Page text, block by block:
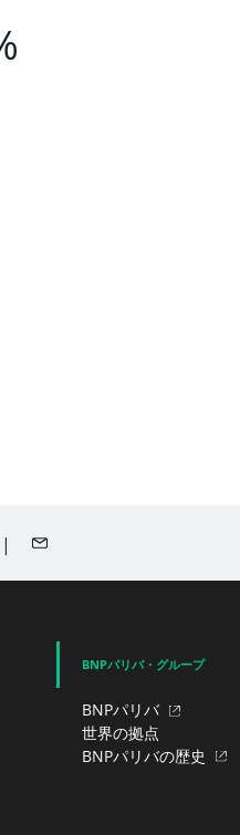
ンドウを開く）
新規ウィンドウを開く）
でシェア（新規ウィンドウを開
メールでシェア
BNPパリバ・グループ
BNPパリバ
世界の拠点
BNPパリバの歴史